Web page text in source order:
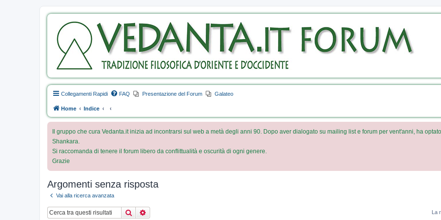
Collegamenti Rapidi FAQ Presentazione del Forum Galateo
Home Indice
Il gruppo che cura Vedanta.it inizia ad incontrarsi sul web a metà degli anni 90. Dopo aver dialogato su mailing list e forum per vent'anni, ha
Shankara.
Si raccomanda di tenere il forum libero da conflittualità e oscurità di ogni genere.
Grazie
Argomenti senza risposta
Vai alla ricerca avanzata
Cerca La